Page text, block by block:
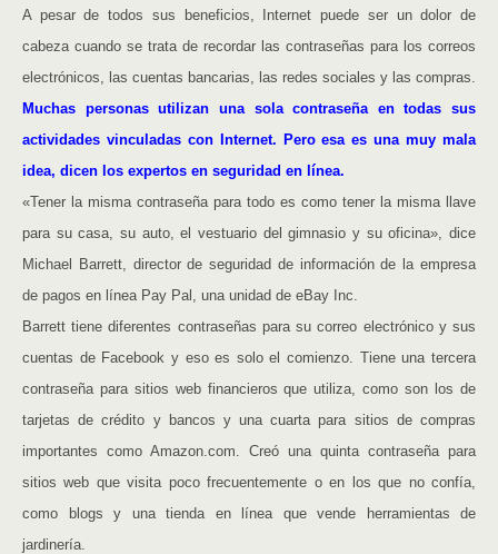
A pesar de todos sus beneficios, Internet puede ser un dolor de
cabeza cuando se trata de recordar las contraseñas para los correos
electrónicos, las cuentas bancarias, las redes sociales y las compras.
Muchas personas utilizan una sola contraseña en todas sus
actividades vinculadas con Internet. Pero esa es una muy mala
idea, dicen los expertos en seguridad en línea.
«Tener la misma contraseña para todo es como tener la misma llave
para su casa, su auto, el vestuario del gimnasio y su oficina», dice
Michael Barrett, director de seguridad de información de la empresa
de pagos en línea Pay Pal, una unidad de eBay Inc.
Barrett tiene diferentes contraseñas para su correo electrónico y sus
cuentas de Facebook y eso es solo el comienzo. Tiene una tercera
contraseña para sitios web financieros que utiliza, como son los de
tarjetas de crédito y bancos y una cuarta para sitios de compras
importantes como Amazon.com. Creó una quinta contraseña para
sitios web que visita poco frecuentemente o en los que no confía,
como blogs y una tienda en línea que vende herramientas de
jardinería.